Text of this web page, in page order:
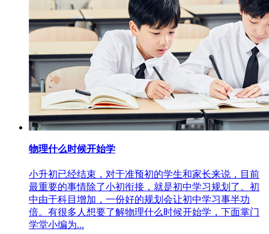
物理什么时候开始学
小升初已经结束，对于准预初的学生和家长来说，目前
最重要的事情除了小初衔接，就是初中学习规划了。初
中由于科目增加，一份好的规划会让初中学习事半功
倍。有很多人想要了解物理什么时候开始学，下面掌门
学堂小编为...